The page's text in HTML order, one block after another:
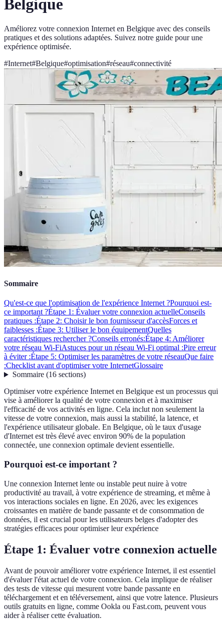
Belgique
Améliorez votre connexion Internet en Belgique avec des conseils
pratiques et des solutions adaptées. Suivez notre guide pour une
expérience optimisée.
#Internet#Belgique#optimisation#réseau#connectivité
Sommaire
Qu'est-ce que l'optimisation de l'expérience Internet ?Pourquoi est-
ce important ?Étape 1: Évaluer votre connexion actuelleConseils
pratiques :Étape 2: Choisir le bon fournisseur d'accèsForces et
faiblesses :Étape 3: Utiliser le bon équipementQuelles
caractéristiques rechercher ?Conseils erronés:Étape 4: Améliorer
votre réseau Wi-FiAstuces pour un réseau Wi-Fi optimal :Pire erreur
à éviter :Étape 5: Optimiser les paramètres de votre réseauQue faire
:Checklist avant d'optimiser votre InternetGlossaire
Sommaire(16 sections)
Optimiser votre expérience Internet en Belgique est un processus qui
vise à améliorer la qualité de votre connexion et à maximiser
l'efficacité de vos activités en ligne. Cela inclut non seulement la
vitesse de votre connexion, mais aussi la stabilité, la latence, et
l'expérience utilisateur globale. En Belgique, où le taux d'usage
d'Internet est très élevé avec environ 90% de la population
connectée, une connexion optimale devient essentielle.
Pourquoi est-ce important ?
Une connexion Internet lente ou instable peut nuire à votre
productivité au travail, à votre expérience de streaming, et même à
vos interactions sociales en ligne. En 2026, avec les exigences
croissantes en matière de bande passante et de consommation de
données, il est crucial pour les utilisateurs belges d'adopter des
stratégies efficaces pour optimiser leur expérience
Étape 1: Évaluer votre connexion actuelle
Avant de pouvoir améliorer votre expérience Internet, il est essentiel
d'évaluer l'état actuel de votre connexion. Cela implique de réaliser
des tests de vitesse qui mesurent votre bande passante en
téléchargement et en téléversement, ainsi que votre latence. Plusieurs
outils gratuits en ligne, comme Ookla ou Fast.com, peuvent vous
aider à réaliser cette évaluation.